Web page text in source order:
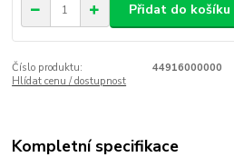
Přidat do košíku
Číslo produktu:
44916000000
Hlídat cenu / dostupnost
Kompletní specifikace